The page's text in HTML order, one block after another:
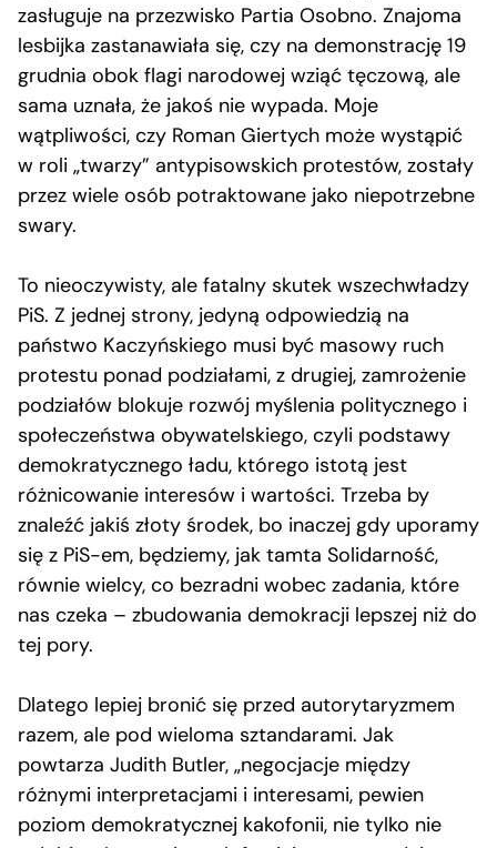
zasługuje na przezwisko Partia Osobno. Znajoma
lesbijka zastanawiała się, czy na demonstrację 19
grudnia obok flagi narodowej wziąć tęczową, ale
sama uznała, że jakoś nie wypada. Moje
wątpliwości, czy Roman Giertych może wystąpić
w roli „twarzy” antypisowskich protestów, zostały
przez wiele osób potraktowane jako niepotrzebne
swary.
To nieoczywisty, ale fatalny skutek wszechwładzy
PiS. Z jednej strony, jedyną odpowiedzią na
państwo Kaczyńskiego musi być masowy ruch
protestu ponad podziałami, z drugiej, zamrożenie
podziałów blokuje rozwój myślenia politycznego i
społeczeństwa obywatelskiego, czyli podstawy
demokratycznego ładu, którego istotą jest
różnicowanie interesów i wartości. Trzeba by
znaleźć jakiś złoty środek, bo inaczej gdy uporamy
się z PiS-em, będziemy, jak tamta Solidarność,
równie wielcy, co bezradni wobec zadania, które
nas czeka – zbudowania demokracji lepszej niż do
tej pory.
Dlatego lepiej bronić się przed autorytaryzmem
razem, ale pod wieloma sztandarami. Jak
powtarza Judith Butler, „negocjacje między
różnymi interpretacjami i interesami, pewien
poziom demokratycznej kakofonii, nie tylko nie